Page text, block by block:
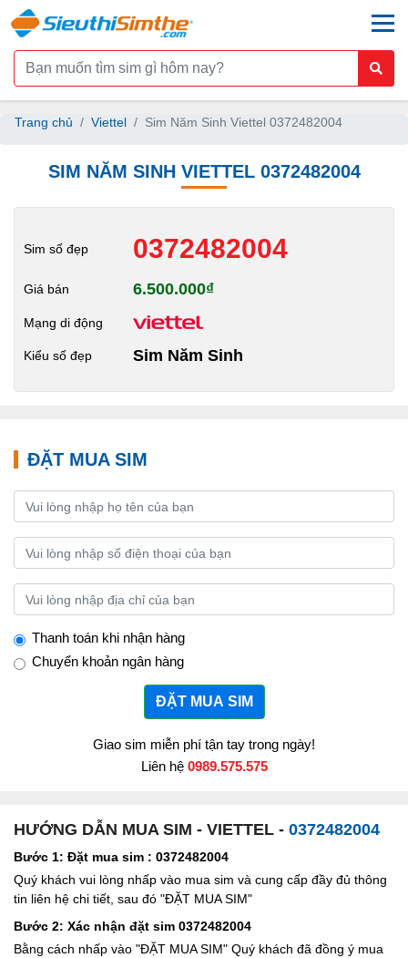
Trang chủ Viettel Sim Năm Sinh Viettel 0372482004
SIM NĂM SINH VIETTEL 0372482004
Sim số đẹp 0372482004
Giá bán 6.500.000₫
Mạng di động
Kiểu số đẹp Sim Năm Sinh
ĐẶT MUA SIM
Thanh toán khi nhận hàng
Chuyển khoản ngân hàng
ĐẶT MUA SIM
Giao sim miễn phí tận tay trong ngày!
Liên hệ 0989.575.575
HƯỚNG DẪN MUA SIM - VIETTEL - 0372482004
Bước 1: Đặt mua sim : 0372482004
Quý khách vui lòng nhấp vào mua sim và cung cấp đầy đủ thông
tin liên hệ chi tiết, sau đó "ĐẶT MUA SIM"
Bước 2: Xác nhận đặt sim 0372482004
Bằng cách nhấp vào "ĐẶT MUA SIM" Quý khách đã đồng ý mua